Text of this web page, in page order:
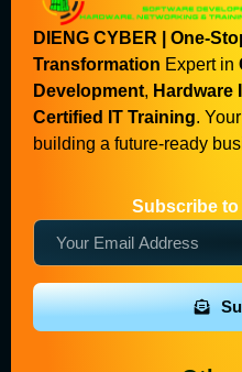
DIENG CYBER | One-
Transformation Expert in
Development, Hardware
Certified IT Training.
building a future-ready
Subscribe